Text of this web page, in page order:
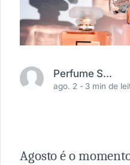
Perfume Shopping
ago. 2 - 3 min de
Agosto é o